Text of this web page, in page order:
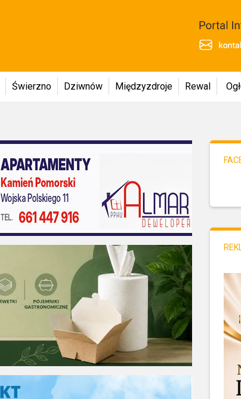
Świerzno Dziwnów Międzyzdroje Rewal